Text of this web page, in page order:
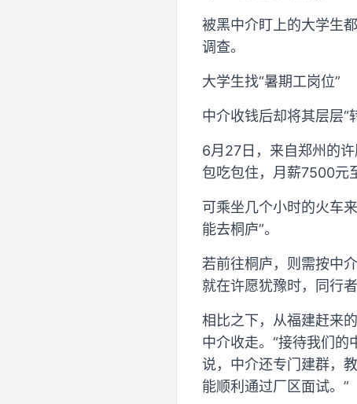
被黑中介盯上的大学生
调查。
大学生找“暑期工岗位”
中介收钱后却将其层层“
6月27日，来自郑州的
包吃包住，月薪7500元
可乘坐几个小时的火车
能去桐庐”。
若前往桐庐，则需按中
就在许愿犹豫时，同行
相比之下，从福建赶来
中介收走。“接待我们
说，中介还专门建群，
能顺利通过厂区面试。”